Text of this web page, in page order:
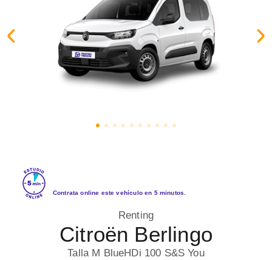
Contrata online este vehículo en 5 minutos.
Renting
Citroën Berlingo
Talla M BlueHDi 100 S&S You